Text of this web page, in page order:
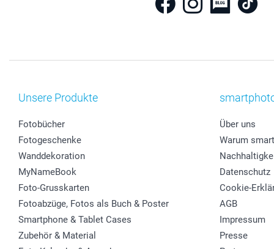
Unsere Produkte
Fotobücher
Fotogeschenke
Wanddekoration
MyNameBook
Foto-Grusskarten
Fotoabzüge, Fotos als Buch & Poster
Smartphone & Tablet Cases
Zubehör & Material
Über uns
Warum
Datenschutz
Cookie-
AGB
Impressum
Presse